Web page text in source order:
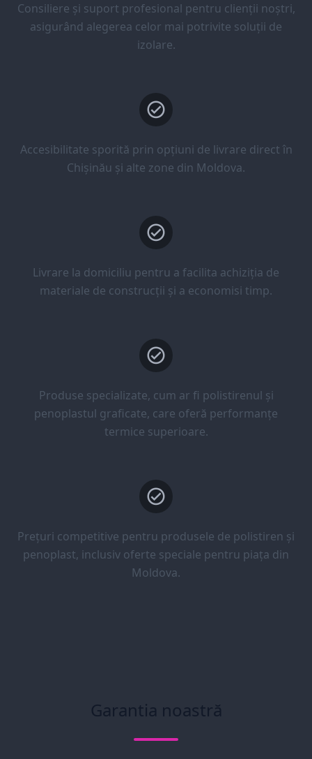
Consiliere și suport profesional pentru clienții noștri,
asigurând alegerea celor mai potrivite soluții de
izolare.
Accesibilitate sporită prin opțiuni de livrare direct în
Chișinău și alte zone din Moldova.
Livrare la domiciliu pentru a facilita achiziția de
materiale de construcții și a economisi timp.
Produse specializate, cum ar fi polistirenul și
penoplastul graficate, care oferă performanțe
termice superioare.
Prețuri competitive pentru produsele de polistiren și
penoplast, inclusiv oferte speciale pentru piața din
Moldova.
Garantia noastră